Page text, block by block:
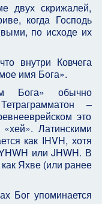
двух скрижалей,
когда Господь
по исходе их
внутри Ковчега
имя Бога».
Бога» обычно
–
это
Латинскими
как IHVH, хотя
или JHWH. В
Яхве (или ранее
Бог упоминается